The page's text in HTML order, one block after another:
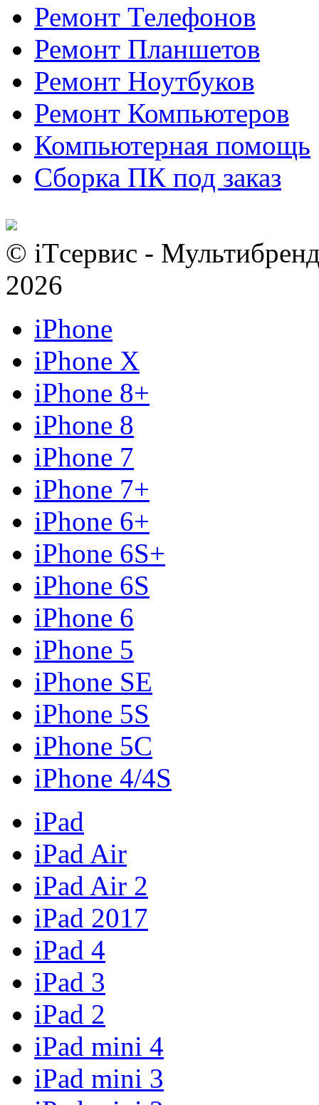
Ремонт Телефонов
Ремонт Планшетов
Ремонт Ноутбуков
Ремонт Компьютеров
Компьютерная помощь
Сборка ПК под заказ
© iTсервис -
2026
iPhone
iPhone X
iPhone 8+
iPhone 8
iPhone 7
iPhone 7+
iPhone 6+
iPhone 6S+
iPhone 6S
iPhone 6
iPhone 5
iPhone SE
iPhone 5S
iPhone 5C
iPhone 4/4S
iPad
iPad Air
iPad Air 2
iPad 2017
iPad 4
iPad 3
iPad 2
iPad mini 4
iPad mini 3